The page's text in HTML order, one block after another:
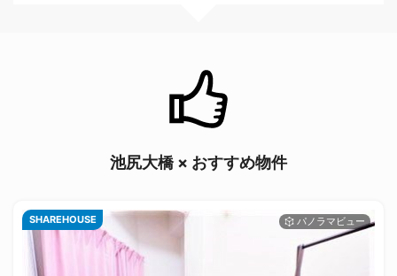
池尻大橋 × おすすめ物件
SHAREHOUSE